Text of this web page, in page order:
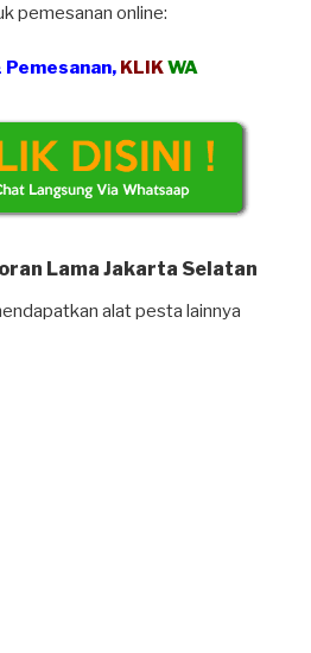
pemesanan online:
KLIKWA
Lama Jakarta Selatan
alat pesta lainnya